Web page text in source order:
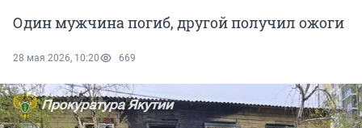
Один мужчина погиб, другой получил ожоги
28 мая 2026, 10:20 669